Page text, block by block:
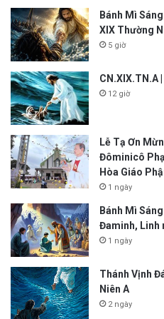
Bánh Mì
XIX Thường
5 giờ
CN.XIX.TN.A
12 giờ
Lễ Tạ Ơn
Đôminicô
Hòa Giáo
1 ngày
Bánh Mì
Đaminh, Linh
1 ngày
Thánh Vịnh
Niên A
2 ngày